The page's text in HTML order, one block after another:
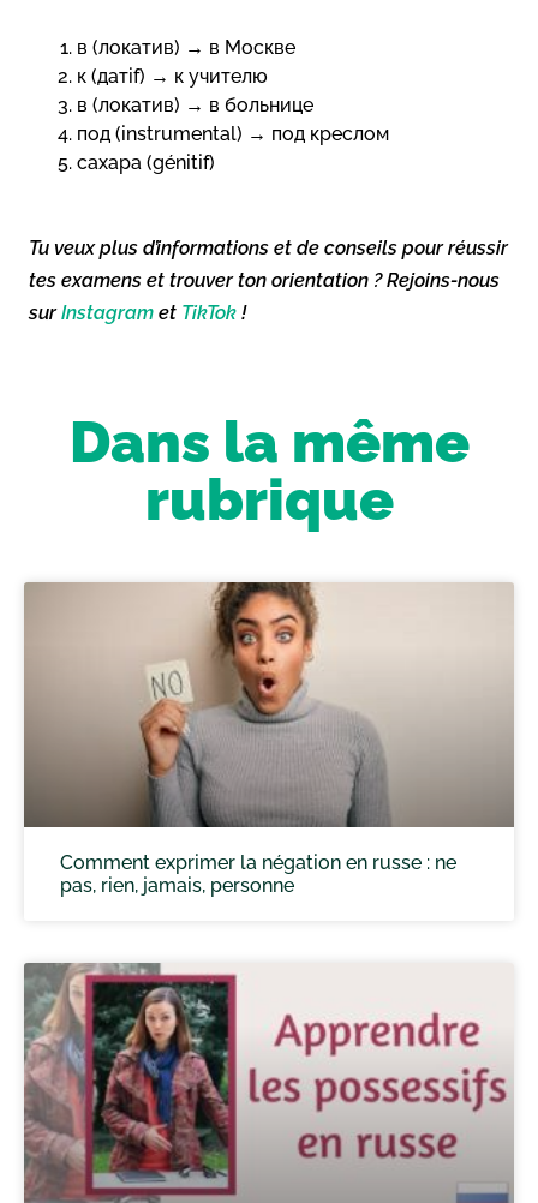
в (локатив) → в Москве
к (датif) → к учителю
в (локатив) → в больнице
под (instrumental) → под креслом
сахара (génitif)
Tu veux plus d’informations et de conseils pour réussir
tes examens et trouver ton orientation ? Rejoins-nous
surInstagram et TikTok !
Dans la même
rubrique
Comment exprimer la négation en russe : ne
pas, rien, jamais, personne